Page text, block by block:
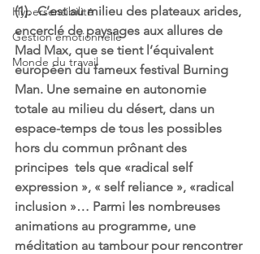
Hypersensibilité
Gestion émotionnelle
Monde du travail
(1).  C’est au milieu des plateaux arides,
encerclé de paysages aux allures de
Mad Max, que se tient l’équivalent
européen du fameux festival Burning
Man. Une semaine en autonomie
totale au milieu du désert, dans un
espace-temps de tous les possibles
hors du commun prônant des
principes  tels que «radical self
expression », « self reliance », «radical
inclusion »… Parmi les nombreuses
animations au programme, une
méditation au tambour pour rencontrer